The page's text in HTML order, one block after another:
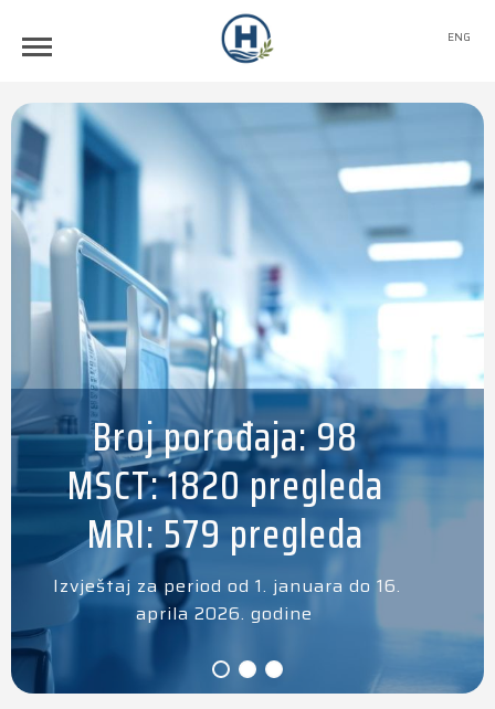
ENG
Broj porođaja: 98
MSCT: 1820 pregleda
MRI: 579 pregleda
Izvještaj za period od 1. januara do 16.
aprila 2026. godine